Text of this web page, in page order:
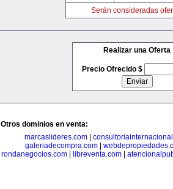
Serán consideradas
Realizar una Oferta
Precio Ofrecido $
Otros dominios en venta:
marcaslideres.com
galeriadecompra.com|
rondanegocios.com
libreventa.com